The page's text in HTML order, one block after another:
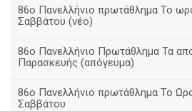
86ο Πανελλήνιο πρωτάθλημα Το
Σαββάτου (νέο)
86ο Πανελλήνιο Πρωτάθλημα Τα
Παρασκευής (απόγευμα)
86ο Πανελλήνιο πρωτάθλημα Το
Σαββάτου